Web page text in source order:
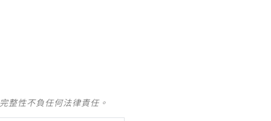
整性不負任何法律責任。